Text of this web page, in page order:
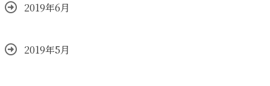
2019年6月
2019年5月